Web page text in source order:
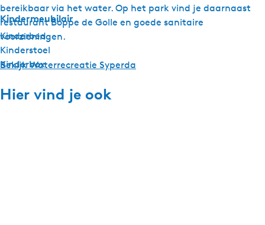
Kindermeubilair
Kinderbed
Kinderstoel
Kinderbox
bereikbaar via het water. Op het park vind je daarnaast
restaurant Boppe de Golle en goede sanitaire
voorzieningen.
Bekijk Waterrecreatie Syperda
Hier vind je ook